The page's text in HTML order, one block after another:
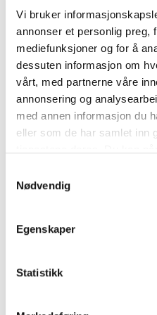
Vi bruker
annonser et personlig preg,
mediefunksjoner og for å
dessuten informasjon om
vårt, med partnerne våre
annonsering og
med annen informasjon du
eller som de har samlet inn
så endre samtykke og så
Nødvendig
Egenskaper
Statistikk
T:
E: